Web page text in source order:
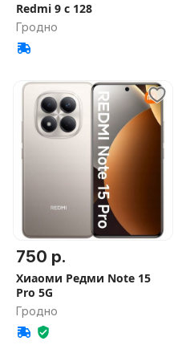
Redmi 9 c 128
Гродно
750 р.
Хиаоми Редми Note 15
Pro 5G
Гродно